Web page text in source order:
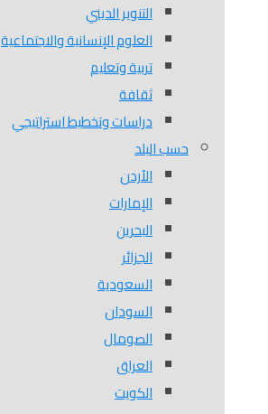
التنوير الديني
العلوم الإنسانية والاجتماعية
تربية وتعليم
ثقافة
دراسات وتخطيط استراتيجي
حسب البلد
الأردن
الإمارات
البحرين
الجزائر
السعودية
السودان
الصومال
العراق
الكويت